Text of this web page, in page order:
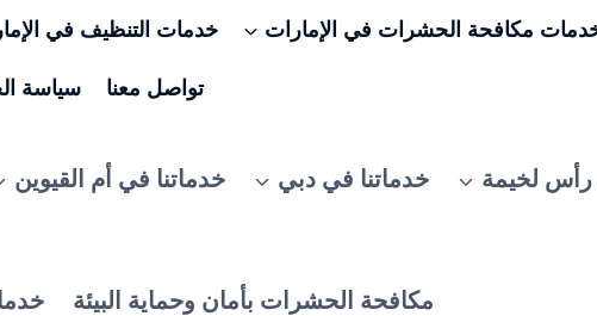
مكافحة الحشرات في الإمارات خدمات التنظيف في
تواصل معنا سياسة
رأس لخيمة خدماتنا في دبي خدماتنا في أم القيوين
مكافحة الحشرات بأمان وحماية البيئة